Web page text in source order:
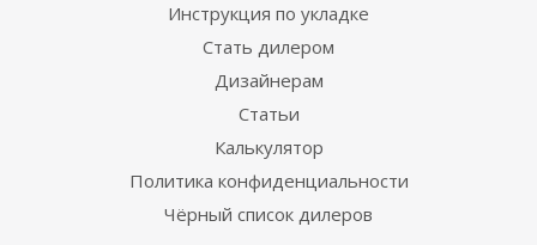
Инструкция по укладке
Стать дилером
Дизайнерам
Статьи
Калькулятор
Политика конфиденциальности
Чёрный список дилеров